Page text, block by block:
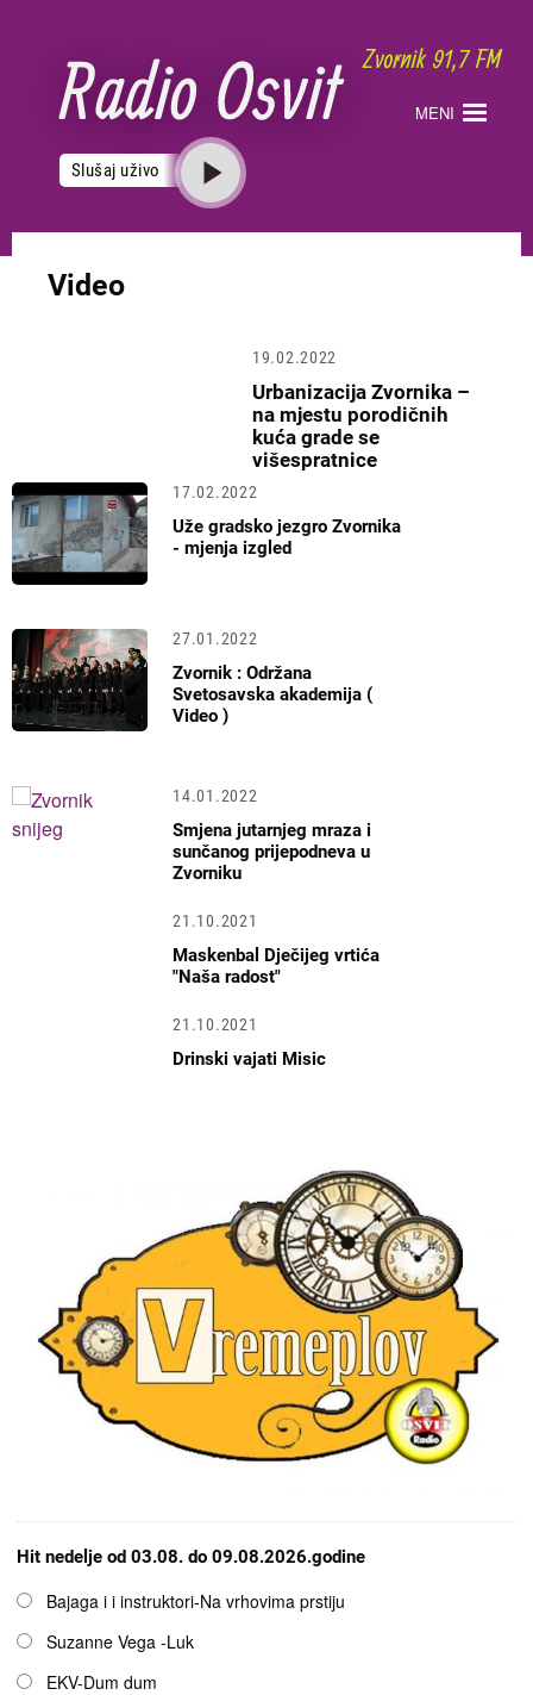
sadržaj
MENI
Slušaj uživo
Video
19.02.2022
Urbanizacija Zvornika –
na mjestu porodičnih
kuća grade se
višespratnice
17.02.2022
Uže gradsko jezgro Zvornika
- mjenja izgled
27.01.2022
Zvornik : Održana
Svetosavska akademija (
Video )
14.01.2022
Smjena jutarnjeg mraza i
sunčanog prijepodneva u
Zvorniku
21.10.2021
Maskenbal Dječijeg vrtića
"Naša radost"
21.10.2021
Drinski vajati Misic
Hit nedelje od 03.08. do 09.08.2026.godine
OpcijeBajaga i i instruktori-Na vrhovima prstiju
Suzanne Vega -Luk
EKV-Dum dum